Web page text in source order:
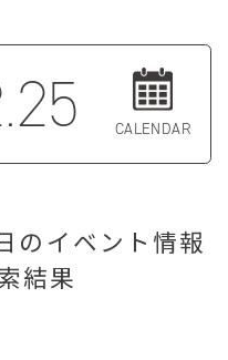
CALENDAR
のイベント情報
結果